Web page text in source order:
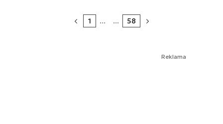
1 ... ... 58
Reklama